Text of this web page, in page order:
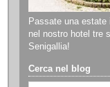
Passate una estate
nel nostro hotel tre
Senigallia!
Cerca nel blog